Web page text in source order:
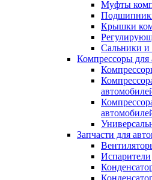
Муфты
Крышки
Сальники и
Компрессоры для
Запчасти для
Испарители